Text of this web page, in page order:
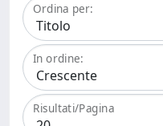
Ordina per:
In ordine:
Risultati/Pagina